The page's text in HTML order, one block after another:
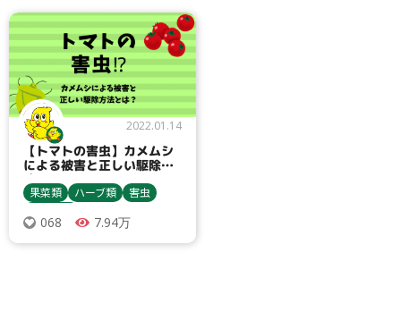
病害虫対策
2022.01.14
【トマトの害虫】カメムシ
による被害と正しい駆除方
法
果菜類 ハーブ類
害虫
トマト・ミニトマト
ミント類
カメムシ類
068 7.94万